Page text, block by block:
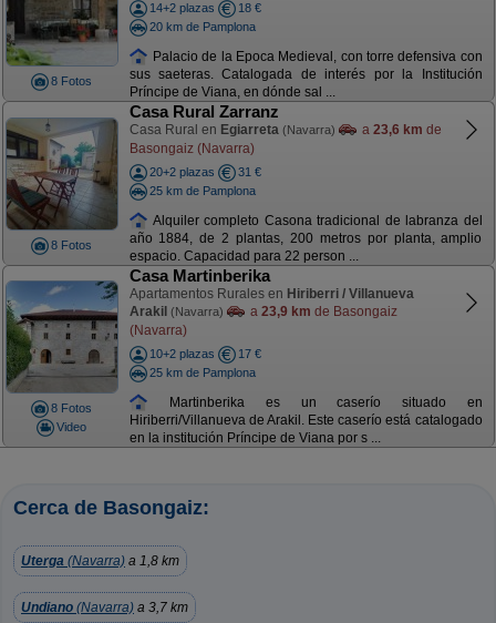
8 Fotos
14+2 plazas
18 €
20 km de Pamplona
Palacio de la Epoca Medieval, con torre defensiva con
sus saeteras. Catalogada de interés por la Institución
Príncipe de Viana, en dónde sal ...
8 Fotos
Casa Rural Zarranz
Casa Rural en Egiarreta (Navarra) a 23,6 km de
Basongaiz (Navarra)
20+2 plazas
31 €
25 km de Pamplona
Alquiler completo Casona tradicional de labranza del
año 1884, de 2 plantas, 200 metros por planta, amplio
espacio. Capacidad para 22 person ...
8 Fotos
Video
Casa Martinberika
Apartamentos Rurales en Hiriberri / Villanueva
Arakil (Navarra) a 23,9 km de Basongaiz
(Navarra)
10+2 plazas
17 €
25 km de Pamplona
Martinberika es un caserío situado en
Hiriberri/Villanueva de Arakil. Este caserío está catalogado
en la institución Príncipe de Viana por s ...
Cerca de Basongaiz:
Uterga (Navarra) a 1,8 km
Undiano (Navarra) a 3,7 km